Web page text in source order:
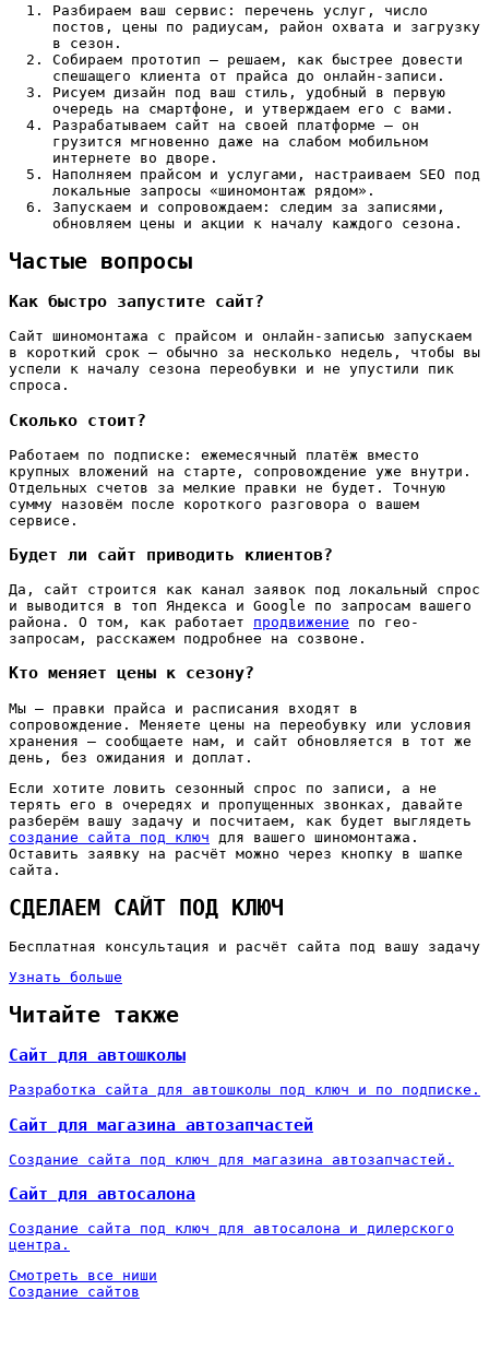
Разбираем ваш сервис: перечень услуг, число
постов, цены по радиусам, район охвата и загрузку
в сезон.
Собираем прототип — решаем, как быстрее довести
спешащего клиента от прайса до онлайн-записи.
Рисуем дизайн под ваш стиль, удобный в первую
очередь на смартфоне, и утверждаем его с вами.
Разрабатываем сайт на своей платформе — он
грузится мгновенно даже на слабом мобильном
интернете во дворе.
Наполняем прайсом и услугами, настраиваем SEO под
локальные запросы «шиномонтаж рядом».
Запускаем и сопровождаем: следим за записями,
обновляем цены и акции к началу каждого сезона.
Частые вопросы
Как быстро запустите сайт?
Сайт шиномонтажа с прайсом и онлайн-записью запускаем
в короткий срок — обычно за несколько недель, чтобы вы
успели к началу сезона переобувки и не упустили пик
спроса.
Сколько стоит?
Работаем по подписке: ежемесячный платёж вместо
крупных вложений на старте, сопровождение уже внутри.
Отдельных счетов за мелкие правки не будет. Точную
сумму назовём после короткого разговора о вашем
сервисе.
Будет ли сайт приводить клиентов?
Да, сайт строится как канал заявок под локальный спрос
и выводится в топ Яндекса и Google по запросам вашего
района. О том, как работает продвижение по гео-
запросам, расскажем подробнее на созвоне.
Кто меняет цены к сезону?
Мы — правки прайса и расписания входят в
сопровождение. Меняете цены на переобувку или условия
хранения — сообщаете нам, и сайт обновляется в тот же
день, без ожидания и доплат.
Если хотите ловить сезонный спрос по записи, а не
терять его в очередях и пропущенных звонках, давайте
разберём вашу задачу и посчитаем, как будет выглядеть
создание сайта под ключ для вашего шиномонтажа.
Оставить заявку на расчёт можно через кнопку в шапке
сайта.
СДЕЛАЕМ САЙТ ПОД КЛЮЧ
Бесплатная консультация и расчёт сайта под вашу задачу
Узнать больше
Читайте также
Сайт для автошколы
Разработка сайта для автошколы под ключ и по подписке.
Сайт для магазина автозапчастей
Создание сайта под ключ для магазина автозапчастей.
Сайт для автосалона
Создание сайта под ключ для автосалона и дилерского
центра.
Смотреть все ниши
Создание сайтов